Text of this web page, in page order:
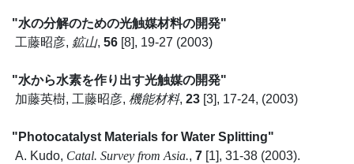
"水の分解のための光触媒材料の開発"
工藤昭彦, 鉱山, 56 [8], 19-27 (2003)
"水から水素を作り出す光触媒の開発"
加藤英樹, 工藤昭彦, 機能材料, 23 [3], 17-24, (2003)
"Photocatalyst Materials for Water Splitting"
A. Kudo, Catal. Survey from Asia., 7 [1], 31-38 (2003).